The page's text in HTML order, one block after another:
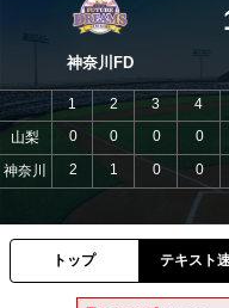
神奈川FD
山梨
神奈川
1 2 3 4
0
0 0 0
2
1 0 0
トップ テキスト